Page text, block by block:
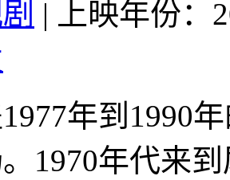
|
上映年份：
年到1990
1970年代来